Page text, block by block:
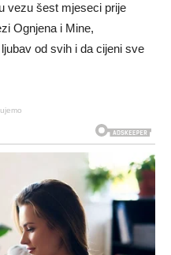
vezu šest mjeseci prije
Ognjena i Mine,
od svih i da cijeni sve